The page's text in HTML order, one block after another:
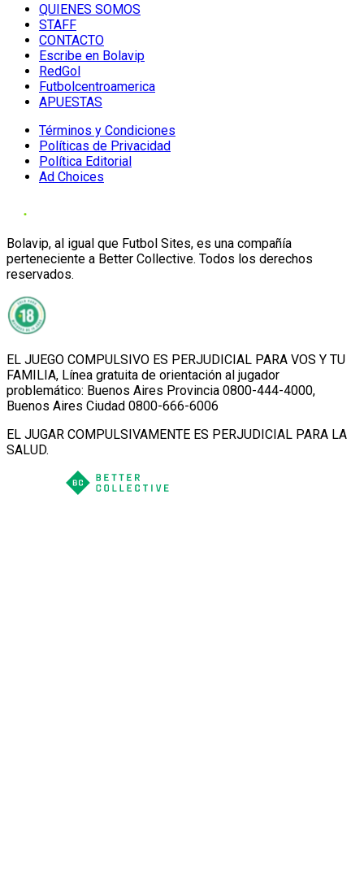
QUIENES SOMOS
STAFF
CONTACTO
Escribe en Bolavip
RedGol
Futbolcentroamerica
APUESTAS
Términos y Condiciones
Políticas de Privacidad
Política Editorial
Ad Choices
Bolavip, al igual que Futbol Sites, es una compañía
perteneciente a Better Collective. Todos los derechos
reservados.
EL JUEGO COMPULSIVO ES PERJUDICIAL PARA VOS Y TU
FAMILIA, Línea gratuita de orientación al jugador
problemático: Buenos Aires Provincia 0800-444-4000,
Buenos Aires Ciudad 0800-666-6006
EL JUGAR COMPULSIVAMENTE ES PERJUDICIAL PARA LA
SALUD.